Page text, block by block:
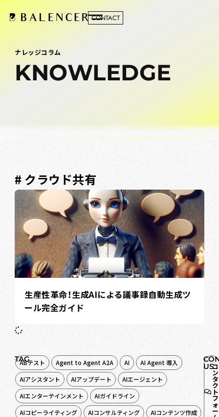
CONTACT
ナレッジコラム
KNOWLEDGE
# クラウド共有
生産性革命！生成AIによる議事録自動生成ツ
ール完全ガイド
TAG
ABテスト Agent to Agent A2A AI
AI Agent 導入
AIアシスタント
AIアップデート
AIエージェント
AIエンターテインメント
AIガイドライン
AIコピーライティング
AIコンサルティング
AIコンテンツ作成
USコ
ン
タ
ク
ト
フ
ォ
ー